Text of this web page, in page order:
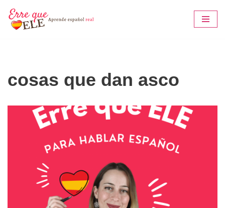
Saltar
cosas que dan asco